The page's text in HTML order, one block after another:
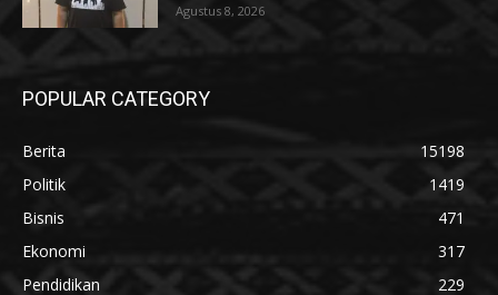
Agustus 8, 2026
POPULAR CATEGORY
Berita
15198
Politik
1419
Bisnis
471
Ekonomi
317
Pendidikan
229